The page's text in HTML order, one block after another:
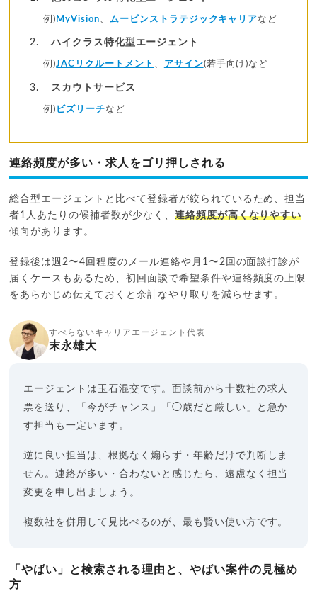
例) MyVision ムービンストラテジックキャリアなど
ハイクラス特化型エージェント
例)JACリクルートメント 、 アサイン(若手向け)など
スカウトサービス
例) ビズリーチなど
連絡頻度が多い・求人をゴリ押しされる
総合型エージェントと比べて登録者が絞られているため、担当
者1人あたりの候補者数が少なく、 連絡頻度が高くなりやすい
傾向があります。
登録後は週2〜4回程度のメール連絡や月1〜2回の面談打診が
届くケースもあるため、初回面談で希望条件や連絡頻度の上限
をあらかじめ伝えておくと余計なやり取りを減らせます。
すべらないキャリアエージェント代表
末永雄大
エージェントは玉石混交です。面談前から十数社の求人
票を送り、「今がチャンス」「◯歳だと厳しい」と急か
す担当も一定います。
逆に良い担当は、根拠なく煽らず・年齢だけで判断しま
せん。連絡が多い・合わないと感じたら、遠慮なく担当
変更を申し出ましょう。
複数社を併用して見比べるのが、最も賢い使い方です。
「やばい」と検索される理由と、やばい案件の見極め
方